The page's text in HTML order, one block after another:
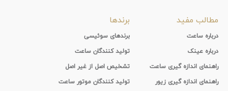
مطالب مفید
درباره ساعت
درباره عینک
راهنمای اندازه گیری ساعت
راهنمای اندازه گیری زیور
برندها
برندهای سوئیسی
تولید کنندگان ساعت
تشخیص اصل از غیر اصل
تولید کنندگان موتور ساعت